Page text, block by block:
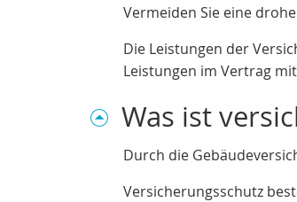
Vermeiden Sie eine
Die Leistungen der
Leistungen im Vertrag
Was ist
Durch die
Versicherungsschutz